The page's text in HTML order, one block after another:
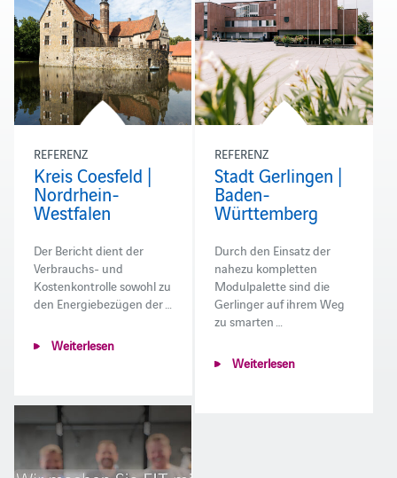
REFERENZ
Kreis Coesfeld |
Nordrhein-
Westfalen
Der Bericht dient der
Verbrauchs- und
Kostenkontrolle sowohl zu
den Energiebezügen der …
Weiterlesen
REFERENZ
Stadt Gerlingen |
Baden-
Württemberg
Durch den Einsatz der
nahezu kompletten
Modulpalette sind die
Gerlinger auf ihrem Weg
zu smarten …
Weiterlesen